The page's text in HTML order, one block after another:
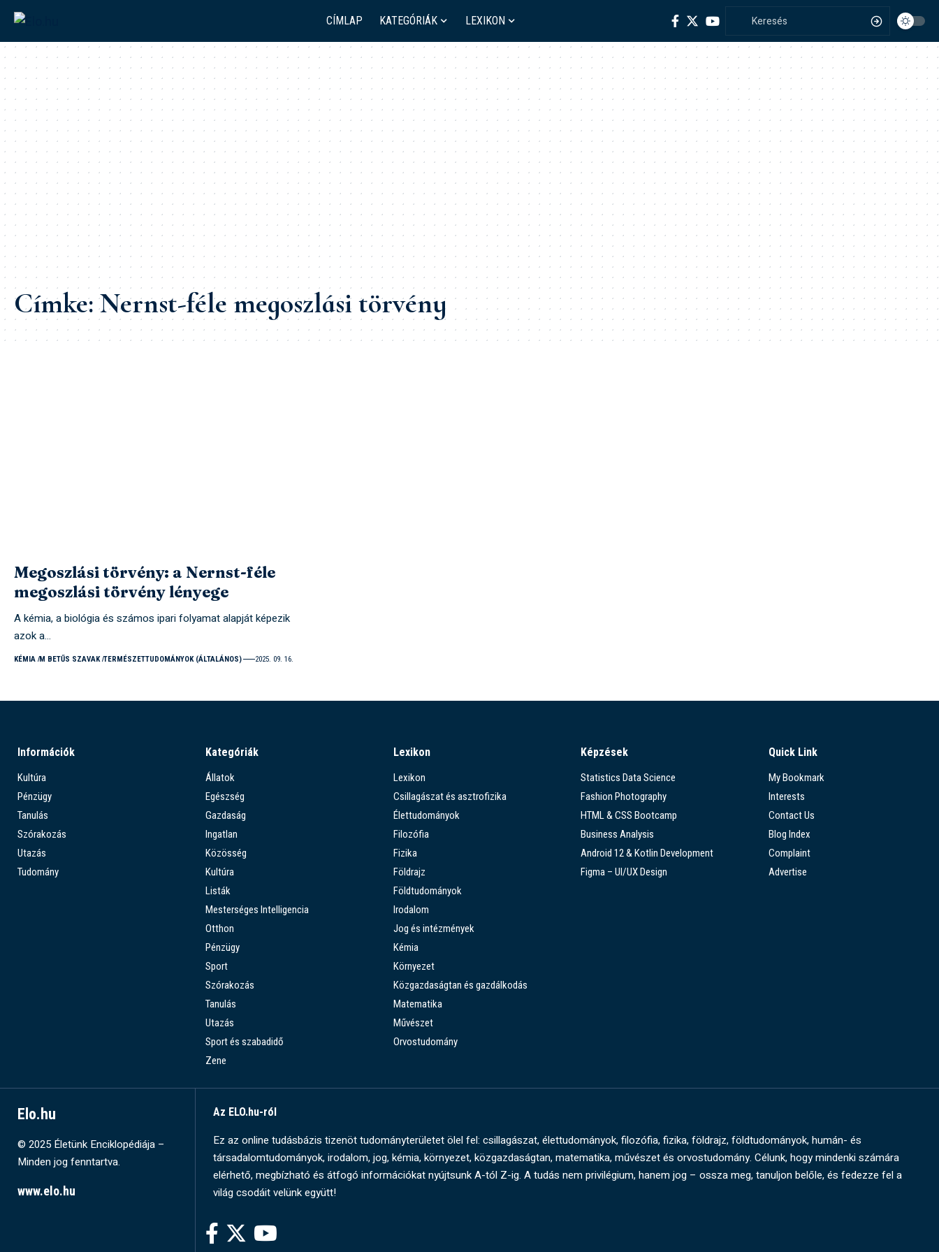
CÍMLAP KATEGÓRIÁK LEXIKON
Címke:Nernst-féle megoszlási törvény
Megoszlási törvény: a Nernst-féle
megoszlási törvény lényege
A kémia, a biológia és számos ipari folyamat alapját képezik
azok a…
KÉMIA M BETŰS SZAVAK TERMÉSZETTUDOMÁNYOK (ÁLTALÁNOS) 2025. 09. 16.
Információk
Kultúra
Pénzügy
Tanulás
Szórakozás
Utazás
Tudomány
Kategóriák
Állatok
Egészség
Gazdaság
Ingatlan
Közösség
Kultúra
Listák
Mesterséges Intelligencia
Otthon
Pénzügy
Sport
Szórakozás
Tanulás
Utazás
Sport és szabadidő
Zene
Lexikon
Lexikon
Csillagászat és asztrofizika
Élettudományok
Filozófia
Fizika
Földrajz
Földtudományok
Irodalom
Jog és intézmények
Kémia
Környezet
Közgazdaságtan és gazdálkodás
Matematika
Művészet
Orvostudomány
Képzések
Statistics Data Science
Fashion Photography
HTML & CSS Bootcamp
Business Analysis
Android 12 & Kotlin Development
Figma – UI/UX Design
Quick Link
My Bookmark
Interests
Contact Us
Blog Index
Complaint
Advertise
Elo.hu
© 2025 Életünk Enciklopédiája –
Minden jog fenntartva.
www.elo.hu
Az ELO.hu-ról
Ez az online tudásbázis tizenöt tudományterületet ölel fel: csillagászat, élettudományok, filozófia, fizika, földrajz, földtudományok, humán- és
társadalomtudományok, irodalom, jog, kémia, környezet, közgazdaságtan, matematika, művészet és orvostudomány. Célunk, hogy mindenki számára
elérhető, megbízható és átfogó információkat nyújtsunk A-tól Z-ig. A tudás nem privilégium, hanem jog – ossza meg, tanuljon belőle, és fedezze fel a
világ csodáit velünk együtt!